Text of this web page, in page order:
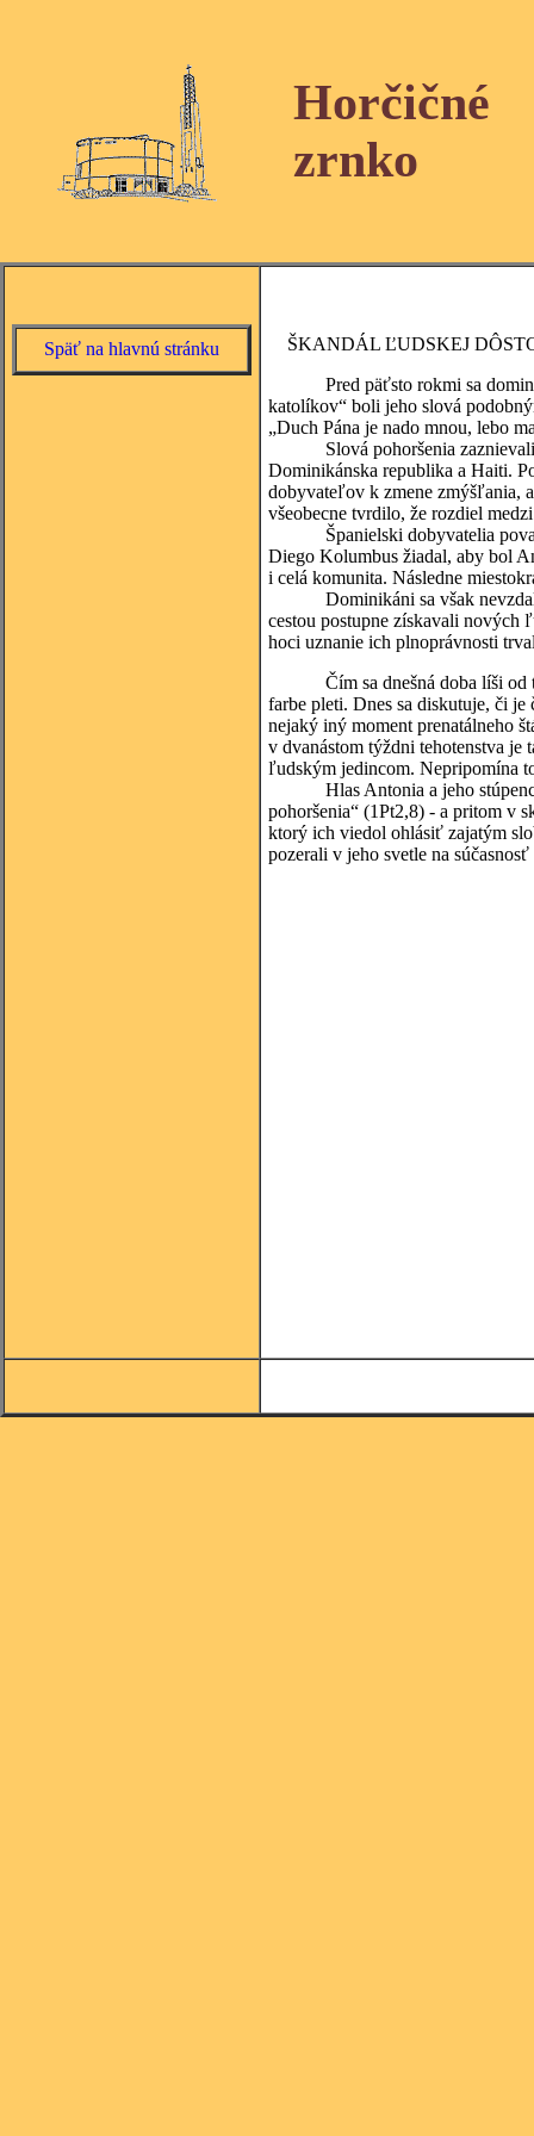
Horčičné
zrnko
Späť na hlavnú stránku
ŠKANDÁL ĽUDSKEJ
Pred päťsto rokmi sa
katolíkov“ boli jeho slová
„Duch Pána je nado mnou, lebo
Slová pohoršenia zaznievali z
Dominikánska republika a Haiti.
dobyvateľov k zmene zmýšľania,
všeobecne tvrdilo, že rozdiel
Španielski dobyvatelia
Diego Kolumbus žiadal, aby bol
i celá komunita. Následne
Dominikáni sa však nevzdali.
cestou postupne získavali nových
hoci uznanie ich plnoprávnosti
Čím sa dnešná doba líši od tej
farbe pleti. Dnes sa diskutuje, či
nejaký iný moment prenatálneho
v dvanástom týždni tehotenstva
ľudským jedincom. Nepripomína
Hlas Antonia a jeho stúpencov
pohoršenia“ (1Pt2,8) - a pritom v
ktorý ich viedol ohlásiť zajatým
pozerali v jeho svetle na